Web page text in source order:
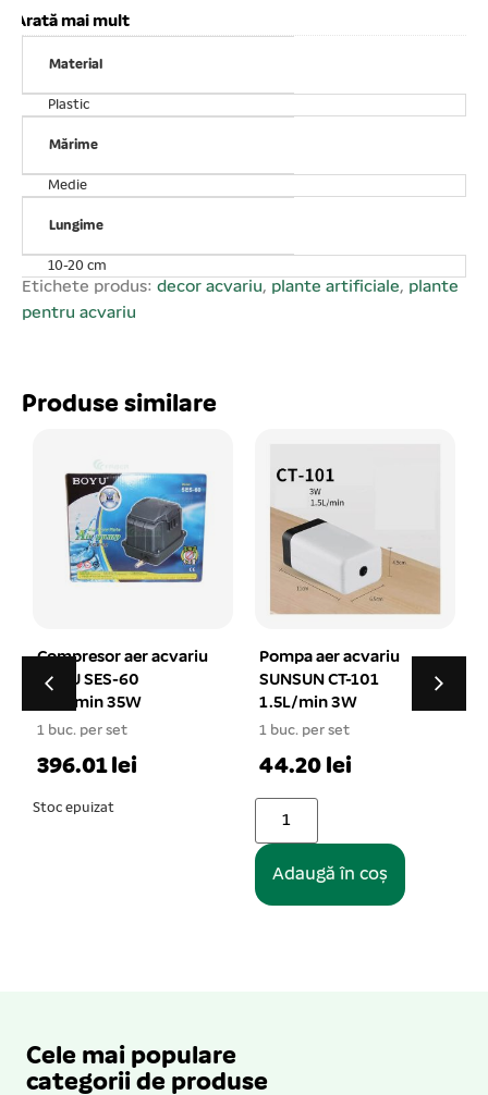
se îngroapă în baza de pietriș al acvariului. Accesorii
perfecte pentru orice tip de acvarii. Fabricate în
siguranță, fără materiale plastice toxice, acestea nu
dăunează apei din acvariu. Plantele sunt ușor de spălat.
Înălțimea plantei – 17 cm. Disponibile amestecat din
diferite variante de plante. Se vinde câte 4 buc/set!
Prețul afișat este la buc!
Arată mai mult
Material
Plastic
Mărime
Medie
Lungime
10-20 cm
Etichete produs: decor acvariu, plante artificiale, plante
pentru acvariu
Produse similare
Pompa aer acvariu
SUNSUN CT-101
1.5L/min 3W
1 buc. per set
44.20 lei
Filtru apa acvariu RS-
2004 1750 L/h 25W
1 buc. per set
79.05 lei
Cele mai populare
categorii de produse